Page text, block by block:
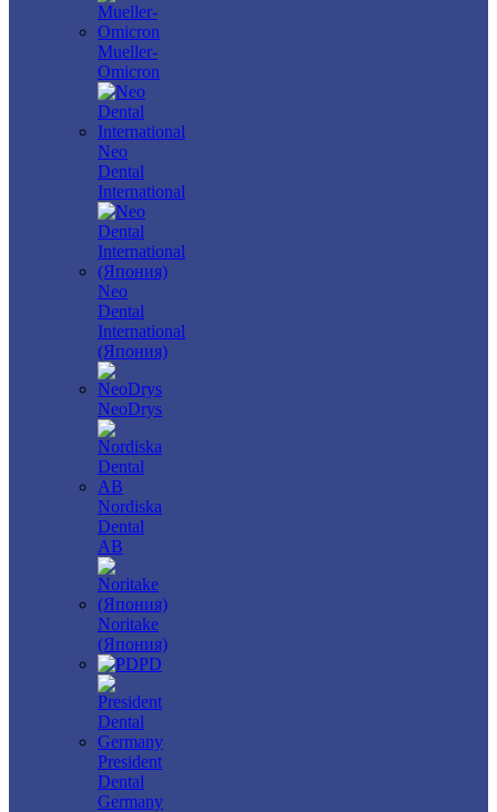
Mueller-
Omicron
Neo
Dental
International
Neo
Dental
International
(Япония)
NeoDrys
Nordiska
Dental
AB
Noritake
(Япония)
PD
President
Dental
Germany